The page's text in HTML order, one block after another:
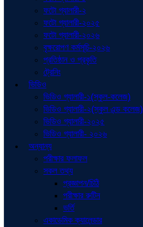
ফটো গ্যালারী-২
ফটো গ্যালারী-২০২৫
ফটো গ্যালারী-২০২৬
বৃক্ষরোপণ কর্মসূচি-২০২৬
প্রতিষ্ঠান ও প্রকৃতি
ট্রেনিং
ভিডিও
ভিডিও গ্যালারী-১(স্কুল-কলেজ)
ভিডিও গ্যালারী-২(স্কুল এন্ড কলেজ)
ভিডিও গ্যালারী-২০২৫
ভিডিও গ্যালারী- ২০২৬
অন্যান্য
পরীক্ষার ফলাফল
সকল তথ্য
প্রজ্ঞাপন/চিঠি
পরীক্ষার রুটিন
ভর্তি
একাডেমিক ক্যালেন্ডার